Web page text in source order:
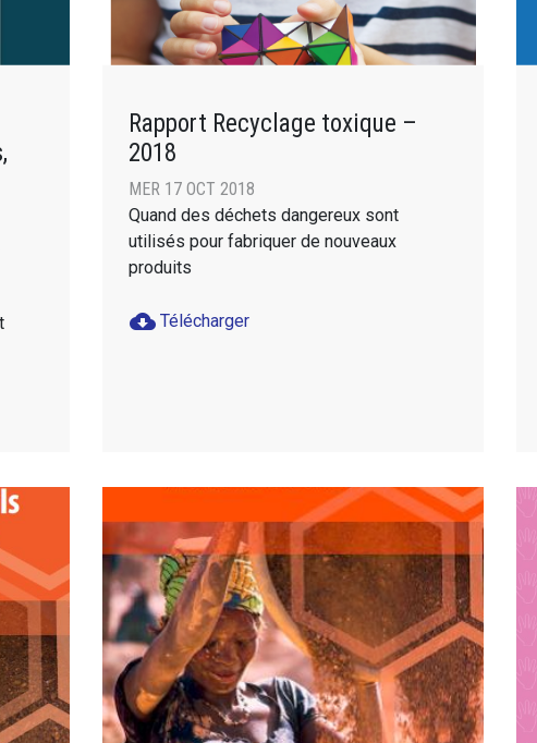
Rapport Recyclage toxique –
2018
MER 17 OCT 2018
Quand des déchets dangereux sont
utilisés pour fabriquer de nouveaux
produits
cloud_download Télécharger